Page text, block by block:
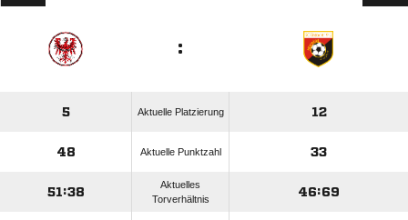
:
5 Aktuelle Platzierung 12
48 Aktuelle Punktzahl 33
51:38
Aktuelles
Torverhältnis
46:69